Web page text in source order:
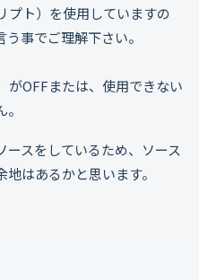
ト）を使用していますの
事でご理解下さい。
OFFまたは、使用できない
ースをしているため、ソース
はあるかと思います。